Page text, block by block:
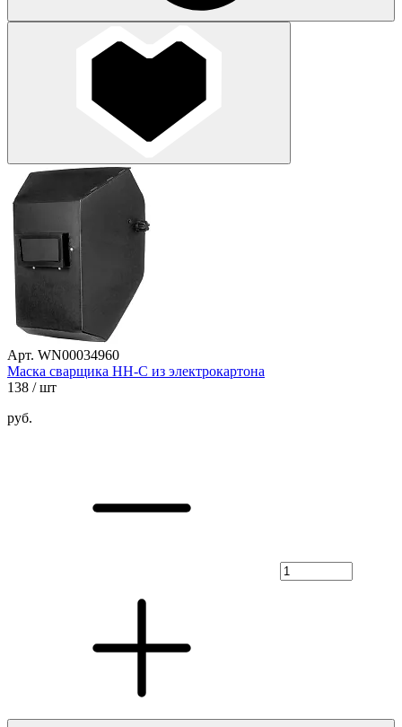
Арт. WN00034960
Маска сварщика НН-С из электрокартона
138 / шт
руб.